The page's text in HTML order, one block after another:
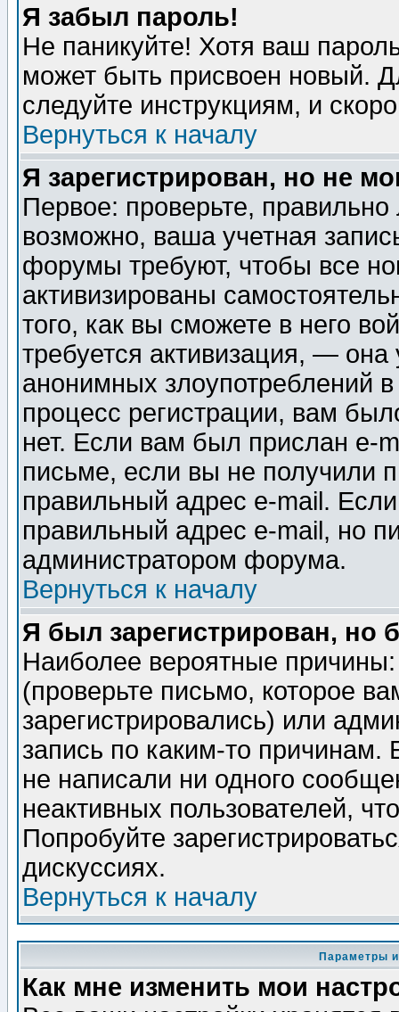
Я забыл пароль!
Не паникуйте! Хотя ваш
может быть присвоен новый.
следуйте инструкциям, и
Вернуться к началу
Я зарегистрирован, но не
Первое: проверьте,
возможно, ваша учетная
форумы требуют, чтобы все
активизированы
того, как вы сможете в него
требуется активизация, —
анонимных злоупотреблений
процесс регистрации, вам
нет. Если вам был прислан e-
письме, если вы не получили
правильный адрес e-mail.
правильный адрес e-mail, но
администратором форума.
Вернуться к началу
Я был зарегистрирован, но
Наиболее вероятные
(проверьте письмо, которое
зарегистрировались) или
запись по каким-то
не написали ни одного
неактивных пользователей,
Попробуйте
дискуссиях.
Вернуться к началу
Параметры
Как мне изменить мои